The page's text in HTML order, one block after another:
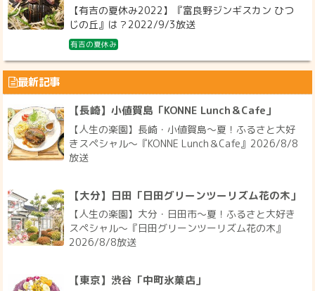
【有吉の夏休み2022】『富良野ジンギスカン ひつ
じの丘』は？2022/9/3放送
有吉の夏休み
最新記事
【長崎】小値賀島「KONNE Lunch＆Cafe」
【人生の楽園】長崎・小値賀島～夏！ふるさと大好
きスペシャル～『KONNE Lunch＆Cafe』2026/8/8
放送
【大分】日田「日田グリーンツーリズム花の木」
【人生の楽園】大分・日田市～夏！ふるさと大好き
スペシャル～『日田グリーンツーリズム花の木』
2026/8/8放送
【東京】渋谷「中町氷菓店」